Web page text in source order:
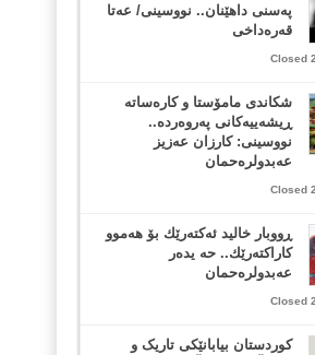
پەسنی داهێنان.. نووسینی/ عەتا
قەرەداخی
شکاندی مامۆستا و کارەساتە
ڕیشەییەکانی پەروەردە..
نووسینی: کارزان عەزیز
عەبدولرەحمان
ڕووبار خالید ئەكتەرێك بۆ هەموو
كاراكتەرێك.. حه یدەر
عەبدولرەحمان
کوردستان بیابانێکی تاریک و